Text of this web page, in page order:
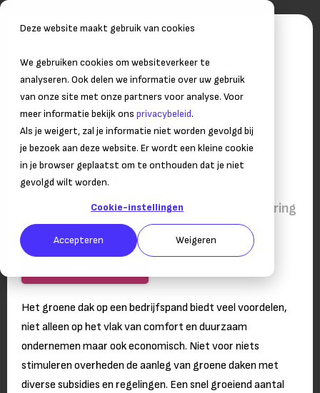
Deze website maakt gebruik van cookies
We gebruiken cookies om websiteverkeer te
analyseren. Ook delen we informatie over uw gebruik
van onze site met onze partners voor analyse. Voor
meer informatie bekijk ons privacybeleid.
Als je weigert, zal je informatie niet worden gevolgd bij
je bezoek aan deze website. Er wordt een kleine cookie
in je browser geplaatst om te onthouden dat je niet
gevolgd wilt worden.
Cookie-instellingen
Accepteren Weigeren
Groene daken voor
bedrijven
’Waarom groene daken een slimme investering
zijn’
Het groene dak op een bedrijfspand biedt veel voordelen,
niet alleen op het vlak van comfort en duurzaam
ondernemen maar ook economisch. Niet voor niets
stimuleren overheden de aanleg van groene daken met
diverse subsidies en regelingen. Een snel groeiend aantal